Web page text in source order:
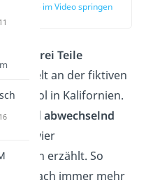
zur Stelle im Video springen
(01:31)
in
drei Teile
spielt an der fiktiven
in Kalifornien.
wirdabwechselnd
der vier
erzählt. So
und nach immer mehr